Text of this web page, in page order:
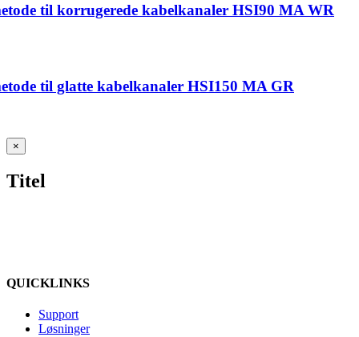
til korrugerede kabelkanaler HSI90 MA WR
til glatte kabelkanaler HSI150 MA GR
Close
product
view
×
Titel
QUICKLINKS
Support
Løsninger